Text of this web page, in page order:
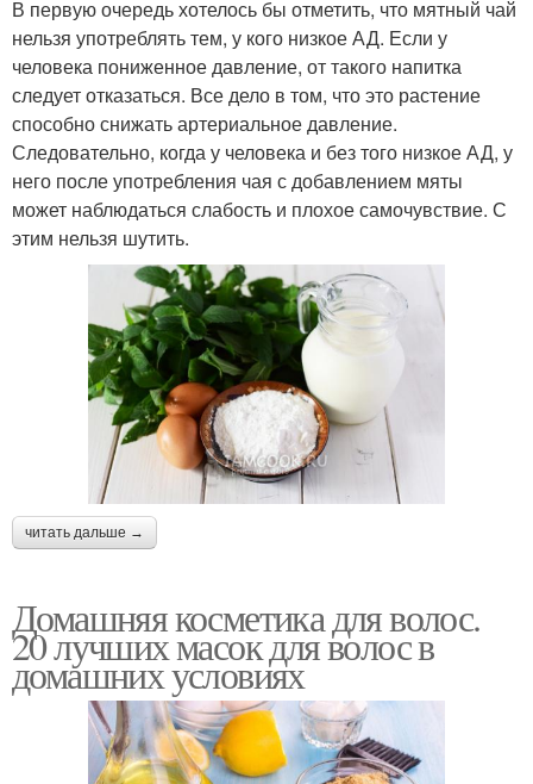
В первую очередь хотелось бы отметить, что мятный чай
нельзя употреблять тем, у кого низкое АД. Если у
человека пониженное давление, от такого напитка
следует отказаться. Все дело в том, что это растение
способно снижать артериальное давление.
Следовательно, когда у человека и без того низкое АД, у
него после употребления чая с добавлением мяты
может наблюдаться слабость и плохое самочувствие. С
этим нельзя шутить.
читать дальше →
Домашняя косметика для волос.
20 лучших масок для волос в
домашних условиях